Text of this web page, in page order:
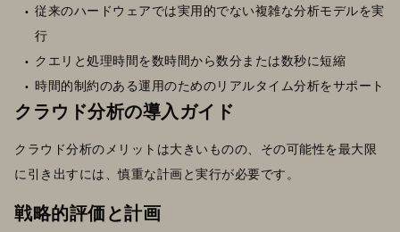
従来のハードウェアでは実用的でない複雑な分析モデルを実
行
クエリと処理時間を数時間から数分または数秒に短縮
時間的制約のある運用のためのリアルタイム分析をサポート
クラウド分析の導入ガイド
クラウド分析のメリットは大きいものの、その可能性を最大限
に引き出すには、慎重な計画と実行が必要です。
戦略的評価と計画